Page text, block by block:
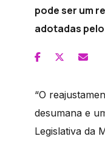
pode ser um
adotadas
“O
desumana e
Legislativa da